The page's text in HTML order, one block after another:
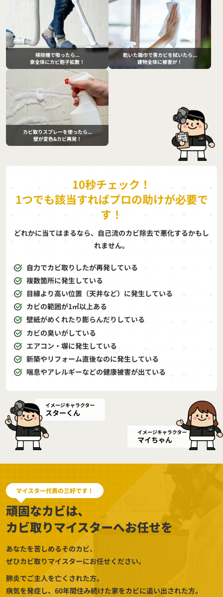
掃除機で吸ったら...
家全体にカビ胞子拡散！
乾いた雑巾で青カビを拭いたら...
建物全体に被害が！
カビ取りスプレーを使ったら...
壁が変色&カビ再発！
10秒チェック！
1つでも該当すればプロの助けが必要で
す！
どれかに当てはまるなら、自己流のカビ除去で悪化するかもし
れません。
自力でカビ取りしたが再発している
複数箇所に発生している
目線より高い位置（天井など）に発生している
カビの範囲が1㎡以上ある
壁紙がめくれたり膨らんだりしている
カビの臭いがしている
エアコン・塀に発生している
新築やリフォーム直後なのに発生している
喘息やアレルギーなどの健康被害が出ている
マイスター代表の三好です！
頑固なカビは、
カビ取りマイスターへお任せを
あなたを苦しめるそのカビ、
ぜひカビ取りマイスターにお任せください。
肺炎でご主人を亡くされた方。
病気を発症し、60年間住み続けた家をカビに追い出された方。